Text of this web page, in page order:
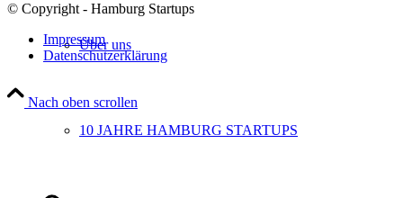
Über uns
10 JAHRE HAMBURG STARTUPS
© Copyright - Hamburg Startups
Impressum
Datenschutzerklärung
Nach oben scrollen